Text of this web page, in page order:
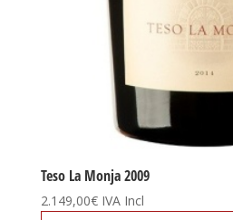
Teso La Monja 2009
2.149,00€ IVA Incl